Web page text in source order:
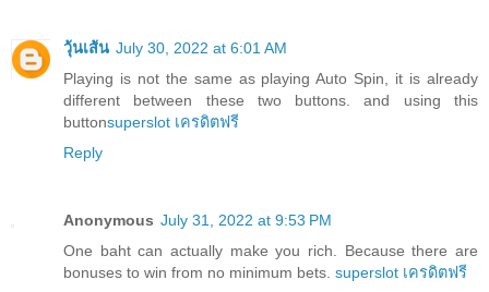
วุ้นเส้น July 30, 2022 at 6:01 AM
Playing is not the same as playing Auto Spin, it is already
different between these two buttons. and using this
buttonsuperslot เครดิตฟรี
Reply
Anonymous July 31, 2022 at 9:53 PM
One baht can actually make you rich. Because there are
bonuses to win from no minimum bets. superslot เครดิตฟรี